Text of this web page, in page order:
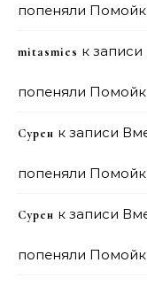
попеняли
mitasmies к записи
попеняли
Сурен к записи
попеняли
Сурен к записи
попеняли